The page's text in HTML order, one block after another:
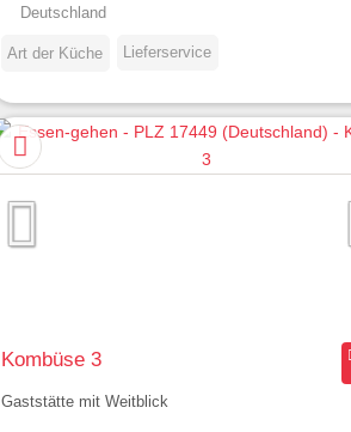
Deutschland
Art der Küche Lieferservice
Kombüse 3
Gaststätte mit Weitblick